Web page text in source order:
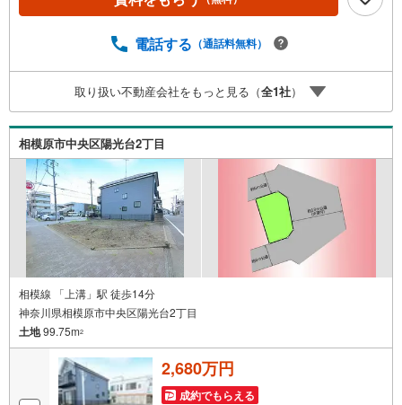
ため、お早めにお電話下さい。「室内・現地を見学する」
各種ご相談も承っております。○住宅ローンのご相談○ライ
物件をご紹介させて頂きます！ /他社様掲載物件も併せてご
紹介可能ですのでお気軽にお問い合わせ下さい♪駐車場も
ございますので、お車でのお越しも大歓迎です！
電話する （通話料無料）
取り扱い不動産会社をもっと見る（全1社）
相模原市中央区陽光台2丁目
相模線 「上溝」駅 徒歩14分
神奈川県相模原市中央区陽光台2丁目
土地99.75m2
2,680万円
成約でもらえる